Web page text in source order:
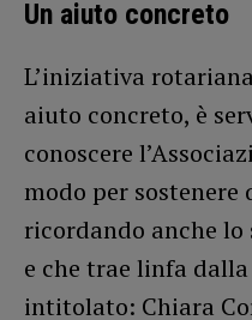
Un aiuto concreto
L’iniziativa
aiuto concreto, è
conoscere
modo per
ricordando anche
e che trae linfa
intitolato: Chiara